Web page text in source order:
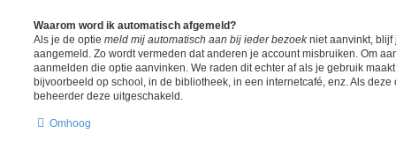
Waarom word ik automatisch afgemeld?
Als je de optie meld mij automatisch aan bij ieder bezoekniet aanvinkt, blijf
aangemeld. Zo wordt vermeden dat anderen je account misbruiken. Om
aanmelden die optie aanvinken. We raden dit echter af als je gebruik
bijvoorbeeld op school, in de bibliotheek, in een internetcafé, enz. Als
beheerder deze uitgeschakeld.
Omhoog